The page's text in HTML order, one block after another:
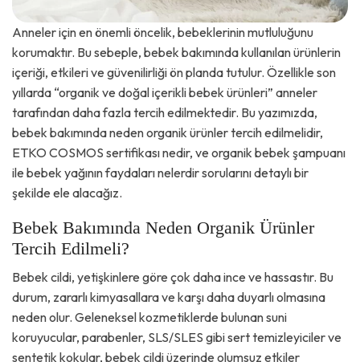
Anneler için en önemli öncelik, bebeklerinin mutluluğunu
korumaktır. Bu sebeple, bebek bakımında kullanılan ürünlerin
içeriği, etkileri ve güvenilirliği ön planda tutulur. Özellikle son
yıllarda “organik ve doğal içerikli bebek ürünleri” anneler
tarafından daha fazla tercih edilmektedir. Bu yazımızda,
bebek bakımında neden organik ürünler tercih edilmelidir,
ETKO COSMOS sertifikası nedir, ve organik bebek şampuanı
ile bebek yağının faydaları nelerdir sorularını detaylı bir
şekilde ele alacağız.
Bebek Bakımında Neden Organik Ürünler
Tercih Edilmeli?
Bebek cildi, yetişkinlere göre çok daha ince ve hassastır. Bu
durum, zararlı kimyasallara ve karşı daha duyarlı olmasına
neden olur. Geleneksel kozmetiklerde bulunan suni
koruyucular, parabenler, SLS/SLES gibi sert temizleyiciler ve
sentetik kokular, bebek cildi üzerinde olumsuz etkiler